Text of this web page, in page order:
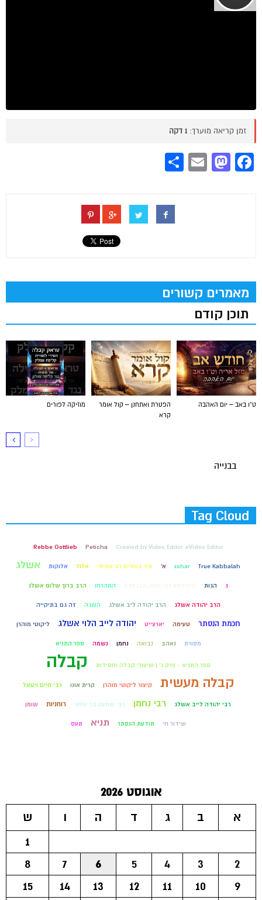
זמן קריאה מוערך: 1 דקה
Facebook
Mastodon
Email
מאמרים קשורים
תוכן קודם
מוזיקה לפורים
הפטרת ואתחנן – קול אומר
קרא
ט"ו באב – יום האהבה
בבנייה
Tag Cloud
Created by Video Editor #Video Editor
Peticha
Rebbe Gottlieb
True Kabbalah
zohar א' איך בוחרים רב אמיתי אלול אלוקות אשלג
ג הגות הילולתא רבי נחמן מברסלב המהרחו הרב ברוך שלום אשלג
הרב יהודה אשלג הרב יהודה ליב אשלג השגה זה גם בתיקייה
חכמת הנסתר טעימה יארצייט יהודה לייב הלוי אשלג ליקוטי מוהרן
מסורת נאהב נבואה נחמן נשמה ספר התניא
ספר התניא - פרק ג' | שיעורי קבלה וחסידות קבלה
קבלה מעשית קיצור ליקוטי מוהרן קרית אונו רבי חיים ויטאל
רבי יהודה לייב אשלג רבי נחמן רבי שמעון בר יוחאי רוחניות שומן
שידור חי תודעת הנסתר תניא תעס
אוגוסט 2026
א
ב ג ד ה ו
ש
1
2
3
4
5
6
7
8
9
10
11
12
13
14
15